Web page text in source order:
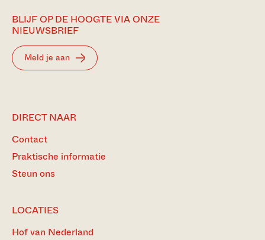
BLIJF OP DE HOOGTE VIA ONZE
NIEUWSBRIEF
Meld je aan
DIRECT NAAR
Contact
Praktische informatie
Steun ons
LOCATIES
Hof van Nederland